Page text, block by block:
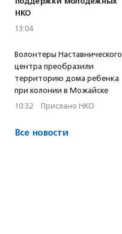
НКО
13:04
Волонтеры Наставнического
центра преобразили
территорию дома ребенка
при колонии в Можайске
10:32 · Прислано НКО
Все новости